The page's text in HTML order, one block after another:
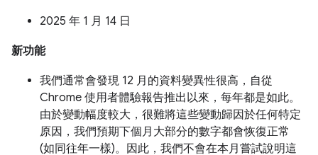
2025 年 1 月 14 日
新功能
我們通常會發現 12 月的資料變異性很高，自從
Chrome 使用者體驗報告推出以來，每年都是如此。
由於變動幅度較大，很難將這些變動歸因於任何特定
原因，我們預期下個月大部分的數字都會恢復正常
(如同往年一樣)。因此，我們不會在本月嘗試說明這